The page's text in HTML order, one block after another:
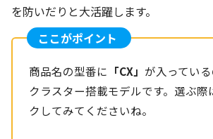
を防いだりと大活躍します。
ここがポイント
商品名の型番に 「CX」 が入ってい
クラスター搭載モデルです。選ぶ際
クしてみてくださいね。